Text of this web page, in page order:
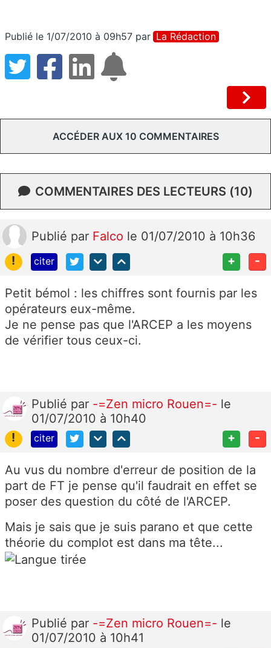
Publié le 1/07/2010 à 09h57 par La Rédaction
ACCÉDER AUX 10 COMMENTAIRES
COMMENTAIRES DES LECTEURS (10)
Publié par Falco le 01/07/2010 à 10h36
!
citer + -
Petit bémol : les chiffres sont fournis par les
opérateurs eux-même.
Je ne pense pas que l'ARCEP a les moyens
de vérifier tous ceux-ci.
Publié par -=Zen micro Rouen=- le
01/07/2010 à 10h40
!
citer + -
Au vus du nombre d'erreur de position de la
part de FT je pense qu'il faudrait en effet se
poser des question du côté de l'ARCEP.
Mais je sais que je suis parano et que cette
théorie du complot est dans ma tête...
Publié par -=Zen micro Rouen=- le
01/07/2010 à 10h41